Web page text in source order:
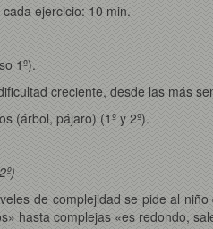
ejercicio: 10 min.
1º).
creciente, desde las más
(árbol, pájaro) (1º y 2º).
de complejidad se pide al
hasta complejas «es redondo,